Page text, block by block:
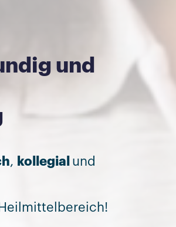
und
, kollegial und